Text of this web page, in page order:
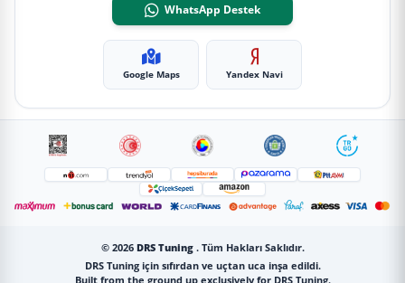
WhatsApp Destek
Google Maps Yandex Navi
© 2026 DRS Tuning . Tüm Hakları Saklıdır.
DRS Tuning için sıfırdan ve uçtan uca inşa edildi.
Built from the ground up exclusively for DRS Tuning.